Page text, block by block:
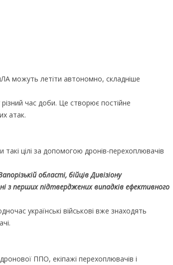
можуть летіти автономно, складніше
час доби. Це створює постійне
атак.
цілі за допомогою дронів-перехоплювачів
області, бійців Дивізіону
з перших підтверджених випадків ефективного
українські військові вже знаходять
ППО, екіпажі перехоплювачів і